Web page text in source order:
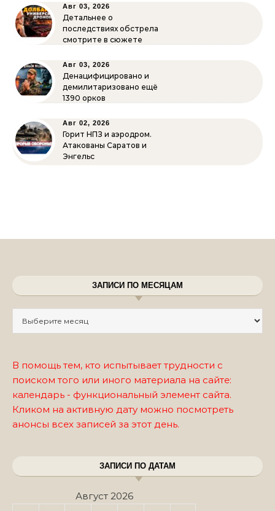
Авг 03, 2026
Детальнее о
последствиях обстрела
смотрите в сюжете
Авг 03, 2026
Денацифицировано и
демилитаризовано ещё
1390 орков
Авг 02, 2026
Горит НПЗ и аэродром.
Атакованы Саратов и
Энгельс
ЗАПИСИ ПО МЕСЯЦАМ
В помощь тем, кто испытывает трудности с
поиском того или иного материала на сайте:
календарь - функциональный элемент сайта.
Кликом на активную дату можно посмотреть
анонсы всех записей за этот день.
ЗАПИСИ ПО ДАТАМ
Август 2026